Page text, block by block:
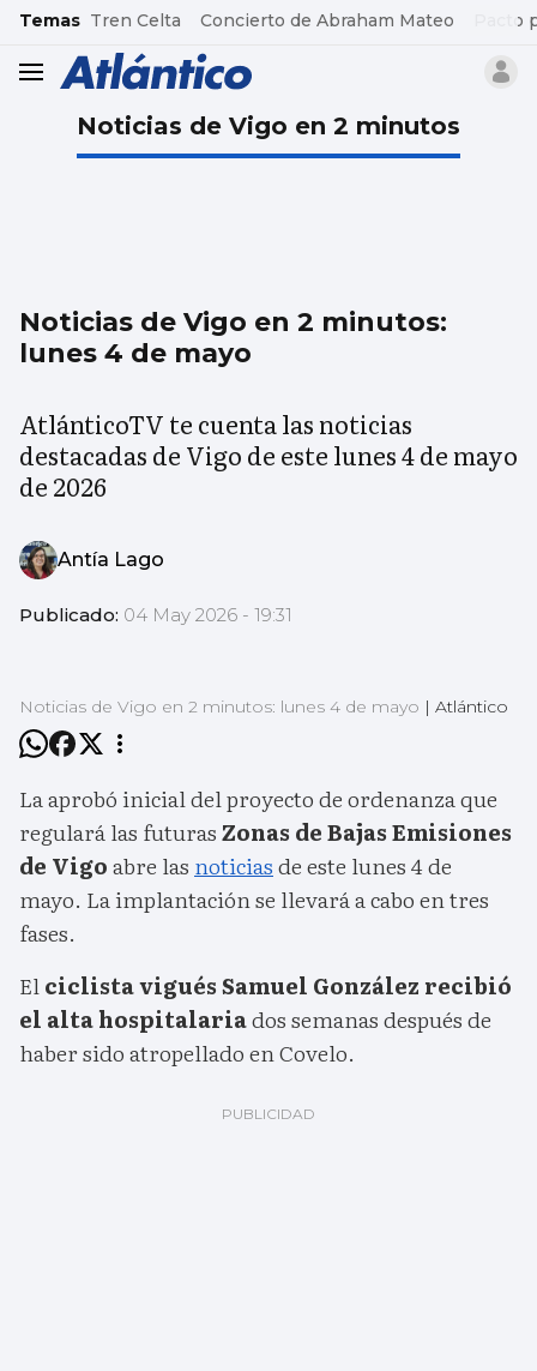
common.go-to-content
Temas Tren Celta Concierto de Abraham Mateo Pacto
header.menu.open
Noticias de Vigo en 2 minutos
Noticias de Vigo en 2 minutos:
lunes 4 de mayo
AtlánticoTV te cuenta las noticias
destacadas de Vigo de este lunes 4 de mayo
de 2026
Antía Lago
Publicado: 04 May 2026 - 19:31
Noticias de Vigo en 2 minutos: lunes 4 de mayo | Atlántico
La aprobó inicial del proyecto de ordenanza que
regulará las futurasZonas de Bajas Emisiones
de Vigoabre las noticiasde este lunes 4 de
mayo. La implantación se llevará a cabo en tres
fases.
Elciclista vigués Samuel González recibió
el alta hospitalariados semanas después de
haber sido atropellado en Covelo.